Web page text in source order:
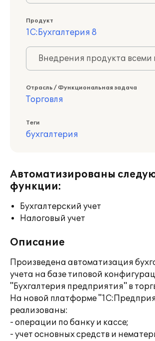
Продукт
1С:Бухгалтерия 8
Внедрения продукта
Отрасль / Функциональная задача
Торговля
Теги
бухгалтерия
Автоматизированы
функции:
Бухгалтерский учет
Налоговый учет
Описание
Произведена автоматизация
учета на базе типовой
"Бухгалтерия предприятия" в
На новой платформе
реализованы:
- операции по банку и кассе;
- учет основных средств и